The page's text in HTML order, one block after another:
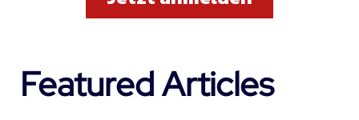
Featured Articles